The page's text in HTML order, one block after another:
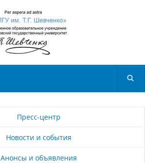
Пресс-центр
Новости и события
Анонсы и объявления